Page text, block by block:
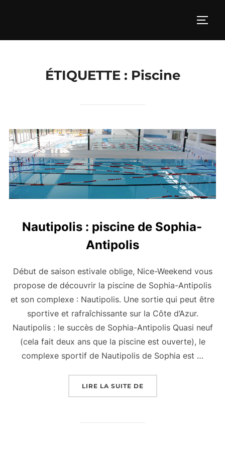
ÉTIQUETTE : Piscine
Nautipolis : piscine de Sophia-
Antipolis
Début de saison estivale oblige, Nice-Weekend vous
propose de découvrir la piscine de Sophia-Antipolis
et son complexe : Nautipolis. Une sortie qui peut être
sportive et rafraîchissante sur la Côte d’Azur.
Nautipolis : le succès de Sophia-Antipolis Quasi neuf
(cela fait deux ans que la piscine est ouverte), le
complexe sportif de Nautipolis de Sophia est …
LIRE LA SUITE DE« NAUTIPOLIS :